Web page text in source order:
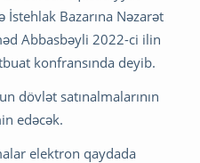
Bazarına Nəzarət
Abbasbəyli 2022-ci ilin
konfransında deyib.
dövlət satınalmalarının
edəcək.
elektron qaydada